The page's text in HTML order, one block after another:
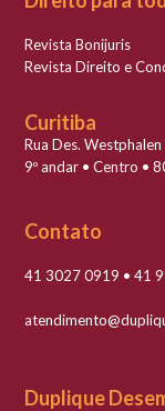
Revista Bonijuris
Revista Direito e
Curitiba
Rua Des.
9º andar • Centro •
Contato
41 3027 0919 • 41
Duplique